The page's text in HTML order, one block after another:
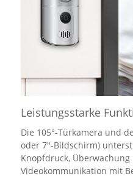
Leistungsstarke
Die 105°-Türkamera und
oder 7"-Bildschirm)
Knopfdruck, Überwachung
Videokommunikation mit